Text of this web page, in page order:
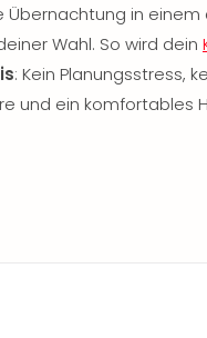
Übernachtung in
Wahl. So wird dein
: Kein Planungsstress,
und ein komfortables